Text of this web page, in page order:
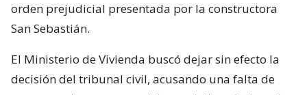
orden prejudicial presentada por la constructora
San Sebastián.
El Ministerio de Vivienda buscó dejar sin efecto la
decisión del tribunal civil, acusando una falta de